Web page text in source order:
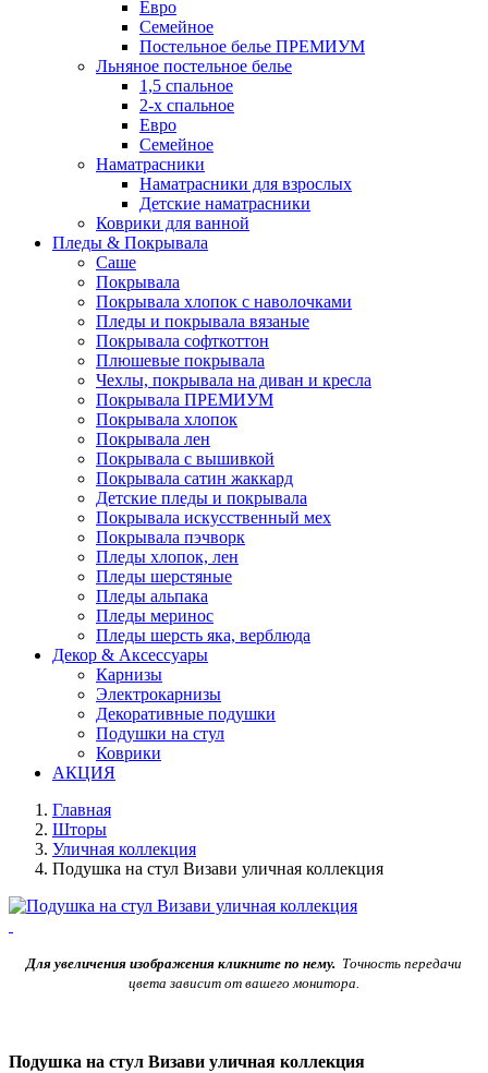
Евро
Семейное
Постельное белье ПРЕМИУМ
Льняное постельное белье
1,5 спальное
2-х спальное
Евро
Семейное
Наматрасники
Наматрасники для взрослых
Детские наматрасники
Коврики для ванной
Пледы & Покрывала
Саше
Покрывала
Покрывала хлопок с наволочками
Пледы и покрывала вязаные
Покрывала софткоттон
Плюшевые покрывала
Чехлы, покрывала на диван и кресла
Покрывала ПРЕМИУМ
Покрывала хлопок
Покрывала лен
Покрывала с вышивкой
Покрывала сатин жаккард
Детские пледы и покрывала
Покрывала искусственный мех
Покрывала пэчворк
Пледы хлопок, лен
Пледы шерстяные
Пледы альпака
Пледы меринос
Пледы шерсть яка, верблюда
Декор & Аксессуары
Карнизы
Электрокарнизы
Декоративные подушки
Подушки на стул
Коврики
АКЦИЯ
Главная
Шторы
Уличная коллекция
Подушка на стул Визави уличная коллекция
Для увеличения изображения кликните по нему. Точность передачи
цвета зависит от вашего монитора.
Подушка на стул Визави уличная коллекция